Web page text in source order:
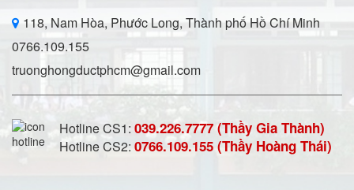
118, Nam Hòa, Phước Long, Thành phố Hồ Chí Minh
0766.109.155
truonghongductphcm@gmail.com
Hotline CS1: 039.226.7777 (Thầy Gia Thành)
Hotline CS2: 0766.109.155 (Thầy Hoàng Thái)